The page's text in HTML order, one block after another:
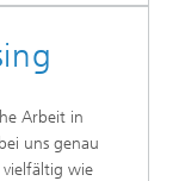
Arbeit in
uns genau
vielfältig wie